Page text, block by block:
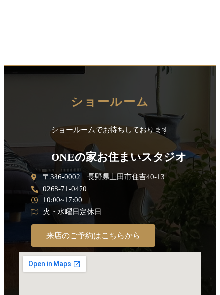
ショールーム
ショールームでお待ちしております
ONEの家お住まいスタジオ
〒386-0002 長野県上田市住吉40-13
0268-71-0470
10:00~17:00
火・水曜日定休日
来店のご予約はこちらから